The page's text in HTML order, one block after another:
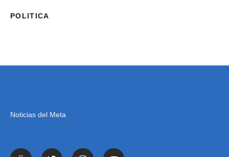
POLITICA
Noticias del Meta